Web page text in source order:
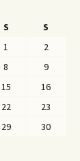
S
S
1
2
8
9
15
16
22
23
29
30